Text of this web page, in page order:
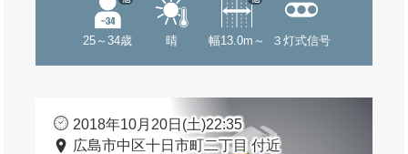
25～34歳 晴 幅13.0m～ ３灯式信号
2018年10月20日(土)22:35
広島市中区十日市町二丁目 付近